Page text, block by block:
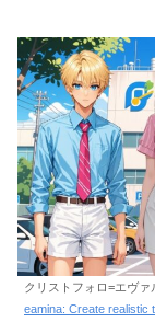
クリストフォロ=エヴァ
eamina: Create realistic